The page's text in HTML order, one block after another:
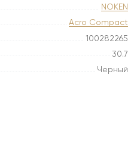
NOKEN
Acro Compact
100282265
30.7
Черный